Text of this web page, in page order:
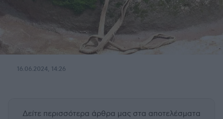
16.06.2024, 14:26
Δείτε περισσότερα άρθρα μας στα αποτελέσματα